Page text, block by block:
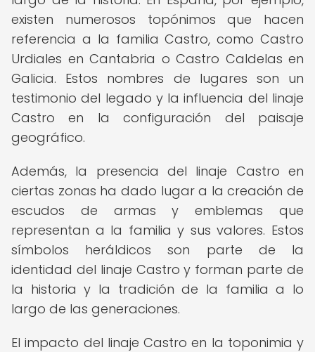
existen numerosos topónimos que hacen
referencia a la familia Castro, como Castro
Urdiales en Cantabria o Castro Caldelas en
Galicia. Estos nombres de lugares son un
testimonio del legado y la influencia del linaje
Castro en la configuración del paisaje
geográfico.
Además, la presencia del linaje Castro en
ciertas zonas ha dado lugar a la creación de
escudos de armas y emblemas que
representan a la familia y sus valores. Estos
símbolos heráldicos son parte de la
identidad del linaje Castro y forman parte de
la historia y la tradición de la familia a lo
largo de las generaciones.
El impacto del linaje Castro en la toponimia y